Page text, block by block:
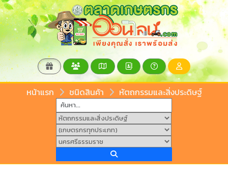
หน้าแรก ชนิดสินค้า หัตถกรรมและสิ่งประดิษฐ์